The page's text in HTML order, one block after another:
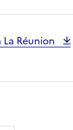
Réunion